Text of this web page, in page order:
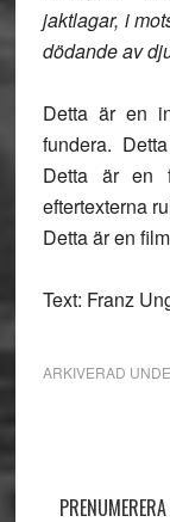
jaktlagar, i
dödande av
Detta är en
fundera.
Detta är en
eftertexterna
Detta är en
Text: Franz
ARKIVERAD